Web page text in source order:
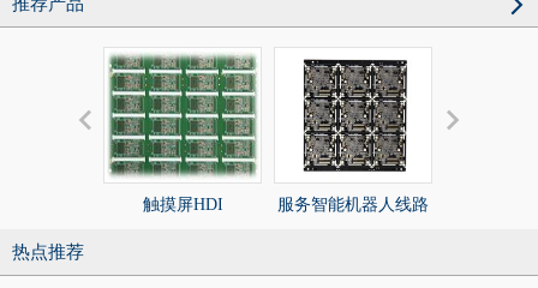
触摸屏HDI 服务智能机器人线路
热点推荐